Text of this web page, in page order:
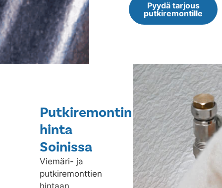
Pyydä tarjous
putkiremontille
Putkiremontin
hinta
Soinissa
Viemäri- ja
putkiremonttien